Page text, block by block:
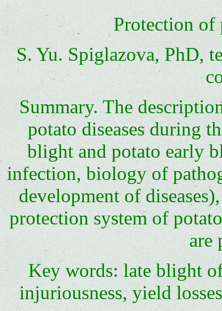
Protection of
S. Yu. Spiglazova, PhD,
Summary. The
potato diseases during
blight and potato early
infection, biology of
development of
protection system of
are
Key words: late blight
injuriousness, yield